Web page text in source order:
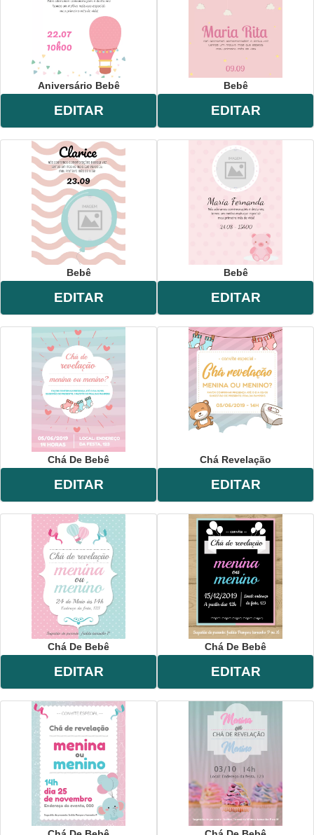
Aniversário Bebê
EDITAR
Bebê
EDITAR
Bebê
EDITAR
Bebê
EDITAR
Chá De Bebê
EDITAR
Chá Revelação
EDITAR
Chá De Bebê
EDITAR
Chá De Bebê
EDITAR